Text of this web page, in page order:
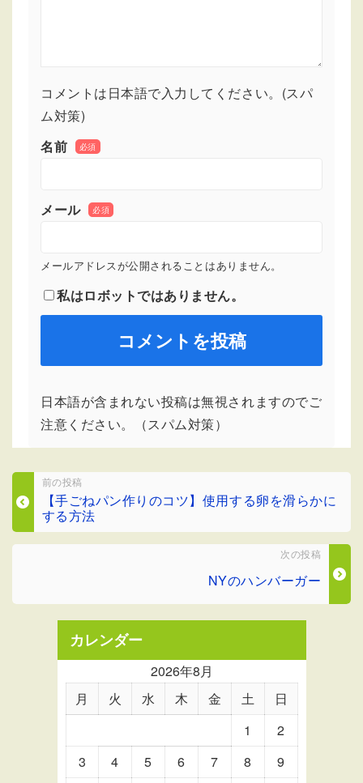
コメントは日本語で入力してください。(スパ
ム対策)
名前
必須
メール 必須
メールアドレスが公開されることはありません。
私はロボットではありません。
日本語が含まれない投稿は無視されますのでご
注意ください。（スパム対策）
前の投稿
【手ごねパン作りのコツ】使用する卵を滑らかに
する方法
次の投稿
NYのハンバーガー
カレンダー
2026年8月
月
火 水 木 金 土
日
1
2
3
4 5 6 7 8
9